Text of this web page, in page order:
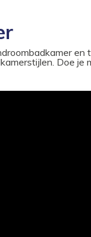
en
Doe je